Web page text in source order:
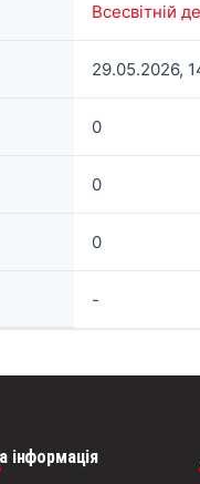
Всесвітній
29.05.2026,
0
0
0
-
інформація